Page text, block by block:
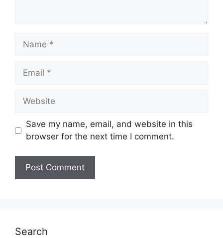
Name
Email
Website
Save my name, email, and website in this
browser for the next time I comment.
Search